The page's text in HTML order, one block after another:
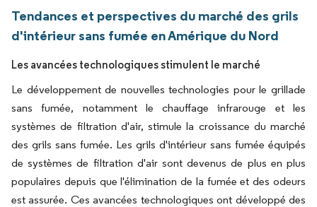
Tendances et perspectives du marché des grils
d'intérieur sans fumée en Amérique du Nord
Les avancées technologiques stimulent le marché
Le développement de nouvelles technologies pour le grillade
sans fumée, notamment le chauffage infrarouge et les
systèmes de filtration d'air, stimule la croissance du marché
des grils sans fumée. Les grils d'intérieur sans fumée équipés
de systèmes de filtration d'air sont devenus de plus en plus
populaires depuis que l'élimination de la fumée et des odeurs
est assurée. Ces avancées technologiques ont développé des